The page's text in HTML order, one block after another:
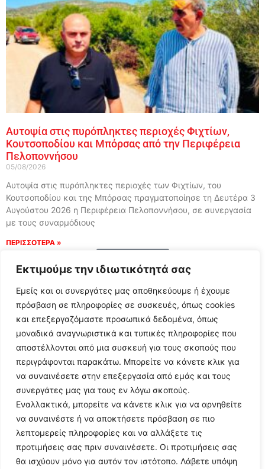
Εκτιμούμε την ιδιωτικότητά σας
Εμείς και οι συνεργάτες μας αποθηκεύουμε ή έχουμε
πρόσβαση σε πληροφορίες σε συσκευές, όπως cookies
και επεξεργαζόμαστε προσωπικά δεδομένα, όπως
μοναδικά αναγνωριστικά και τυπικές πληροφορίες που
αποστέλλονται από μια συσκευή για τους σκοπούς που
περιγράφονται παρακάτω. Μπορείτε να κάνετε κλικ για
να συναινέσετε στην επεξεργασία από εμάς και τους
συνεργάτες μας για τους εν λόγω σκοπούς.
Εναλλακτικά, μπορείτε να κάνετε κλικ για να αρνηθείτε
να συναινέστε ή να αποκτήσετε πρόσβαση σε πιο
λεπτομερείς πληροφορίες και να αλλάξετε τις
προτιμήσεις σας πριν συναινέσετε. Οι προτιμήσεις σας
θα ισχύουν μόνο για αυτόν τον ιστότοπο. Λάβετε υπόψη
Αυτοψία στις πυρόπληκτες περιοχές Φιχτίων,
Κουτσοποδίου και Μπόρσας από την Περιφέρεια
Πελοποννήσου
05/08/2026
Αυτοψία στις πυρόπληκτες περιοχές των Φιχτίων, του
Κουτσοποδίου και της Μπόρσας πραγματοποίησε τη Δευτέρα 3
Αυγούστου 2026 η Περιφέρεια Πελοποννήσου, σε συνεργασία
με τους συναρμόδιους
ΠΕΡΙΣΣΟΤΕΡΑ »
Follow Us
© 2024 All Rights Reserved